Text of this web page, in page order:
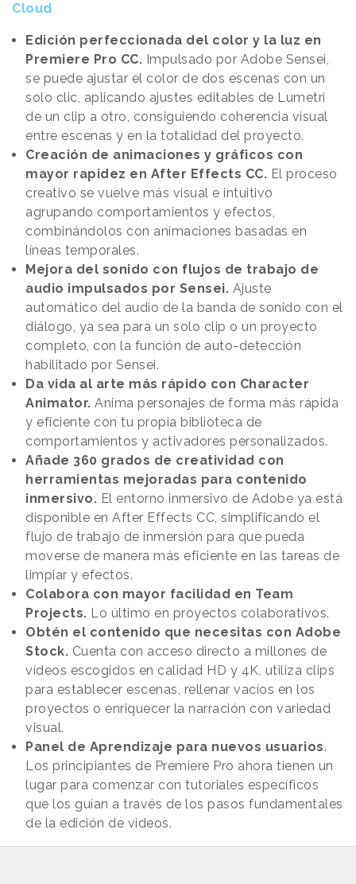
Cloud
Edición perfeccionada del color y la luz en
Premiere Pro CC. Impulsado por Adobe Sensei,
se puede ajustar el color de dos escenas con un
solo clic, aplicando ajustes editables de Lumetri
de un clip a otro, consiguiendo coherencia visual
entre escenas y en la totalidad del proyecto.
Creación de animaciones y gráficos con
mayor rapidez en After Effects CC. El proceso
creativo se vuelve más visual e intuitivo
agrupando comportamientos y efectos,
combinándolos con animaciones basadas en
líneas temporales.
Mejora del sonido con flujos de trabajo de
audio impulsados por Sensei. Ajuste
automático del audio de la banda de sonido con el
diálogo, ya sea para un solo clip o un proyecto
completo, con la función de auto-detección
habilitado por Sensei.
Da vida al arte más rápido con Character
Animator. Anima personajes de forma más rápida
y eficiente con tu propia biblioteca de
comportamientos y activadores personalizados.
Añade 360 grados de creatividad con
herramientas mejoradas para contenido
inmersivo. El entorno inmersivo de Adobe ya está
disponible en After Effects CC, simplificando el
flujo de trabajo de inmersión para que pueda
moverse de manera más eficiente en las tareas de
limpiar y efectos.
Colabora con mayor facilidad en Team
Projects. Lo último en proyectos colaborativos.
Obtén el contenido que necesitas con Adobe
Stock. Cuenta con acceso directo a millones de
vídeos escogidos en calidad HD y 4K, utiliza clips
para establecer escenas, rellenar vacíos en los
proyectos o enriquecer la narración con variedad
visual.
Panel de Aprendizaje para nuevos usuarios.
Los principiantes de Premiere Pro ahora tienen un
lugar para comenzar con tutoriales específicos
que los guían a través de los pasos fundamentales
de la edición de videos.